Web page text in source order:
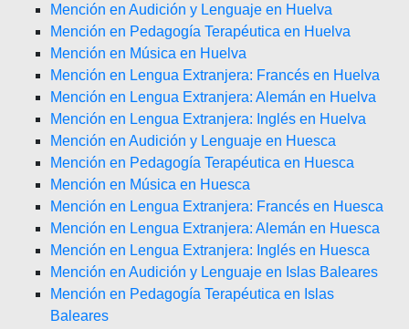
Mención en Audición y Lenguaje en Huelva
Mención en Pedagogía Terapéutica en Huelva
Mención en Música en Huelva
Mención en Lengua Extranjera: Francés en Huelva
Mención en Lengua Extranjera: Alemán en Huelva
Mención en Lengua Extranjera: Inglés en Huelva
Mención en Audición y Lenguaje en Huesca
Mención en Pedagogía Terapéutica en Huesca
Mención en Música en Huesca
Mención en Lengua Extranjera: Francés en Huesca
Mención en Lengua Extranjera: Alemán en Huesca
Mención en Lengua Extranjera: Inglés en Huesca
Mención en Audición y Lenguaje en Islas Baleares
Mención en Pedagogía Terapéutica en Islas
Baleares